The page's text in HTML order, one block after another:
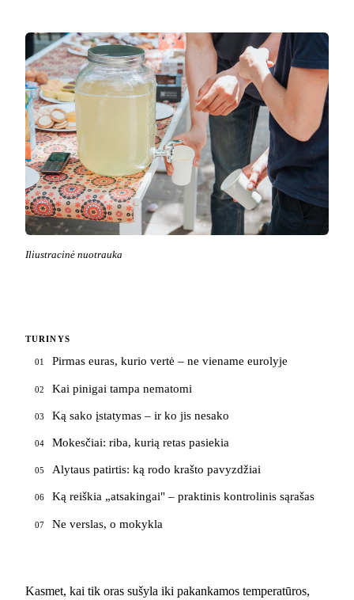
Iliustracinė nuotrauka
TURINYS
01 Pirmas euras, kurio vertė – ne viename eurolyje
02 Kai pinigai tampa nematomi
03 Ką sako įstatymas – ir ko jis nesako
04 Mokesčiai: riba, kurią retas pasiekia
05 Alytaus patirtis: ką rodo krašto pavyzdžiai
06 Ką reiškia „atsakingai" – praktinis kontrolinis sąrašas
07 Ne verslas, o mokykla
Kasmet, kai tik oras sušyla iki pakankamos temperatūros,